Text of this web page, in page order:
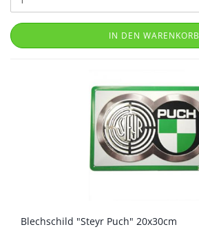
IN DEN WARENKORB
Blechschild "Steyr Puch" 20x30cm